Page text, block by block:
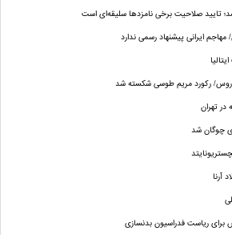
تایید صلاحیت برخی نامزدها سلیقه‌ای است
مهاجم ایرانی پیشنهاد رسمی ندارد
رکورد مریم طوسی شکسته شد
در تهران
چوگان شد
آرنا
برای ریاست فدراسیون بدنسازی